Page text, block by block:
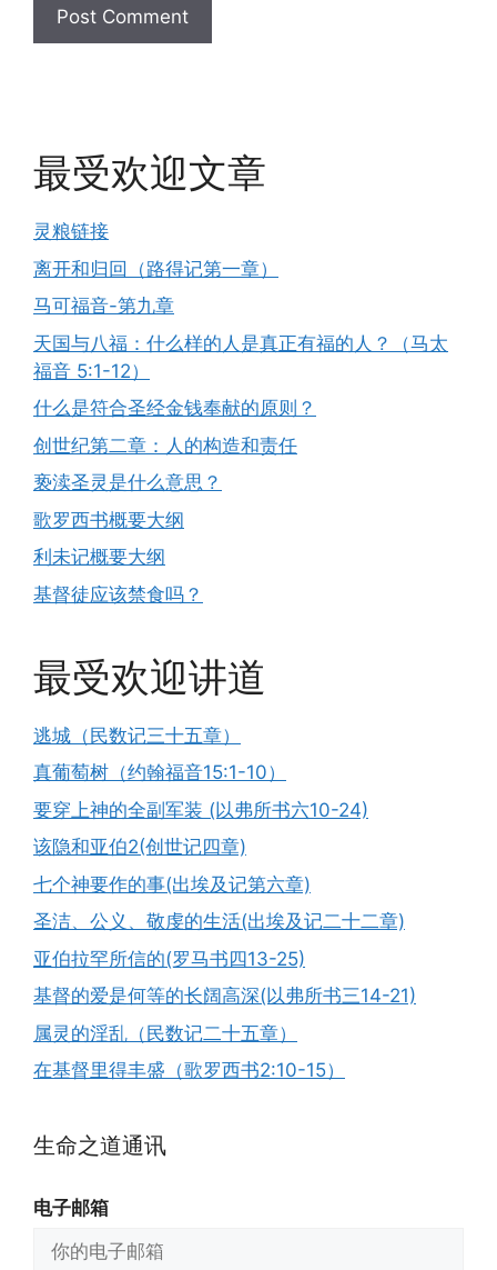
最受欢迎文章
灵粮链接
离开和归回（路得记第一章）
马可福音-第九章
天国与八福：什么样的人是真正有福的人？（马太
福音 5:1-12）
什么是符合圣经金钱奉献的原则？
创世纪第二章：人的构造和责任
亵渎圣灵是什么意思？
歌罗西书概要大纲
利未记概要大纲
基督徒应该禁食吗？
最受欢迎讲道
逃城（民数记三十五章）
真葡萄树（约翰福音15:1-10）
要穿上神的全副军装 (以弗所书六10-24)
该隐和亚伯2(创世记四章)
七个神要作的事(出埃及记第六章)
圣洁、公义、敬虔的生活(出埃及记二十二章)
亚伯拉罕所信的(罗马书四13-25)
基督的爱是何等的长阔高深(以弗所书三14-21)
属灵的淫乱（民数记二十五章）
在基督里得丰盛（歌罗西书2:10-15）
生命之道通讯
电子邮箱